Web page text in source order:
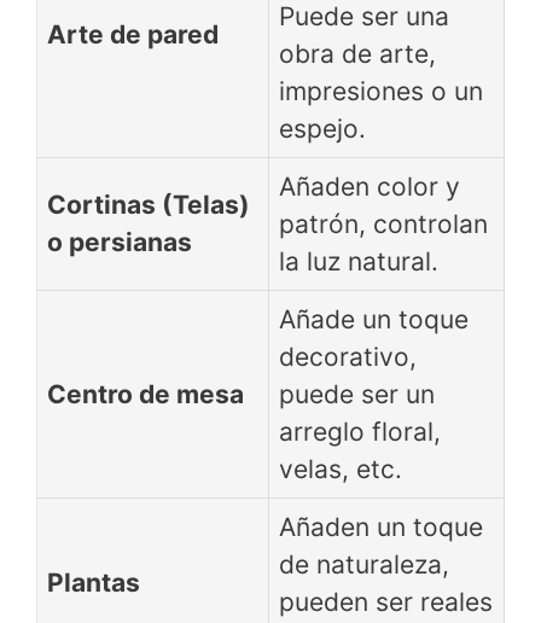
Arte de pared
Puede ser una
obra de arte,
impresiones o un
espejo.
Cortinas (Telas)
o persianas
Añaden color y
patrón, controlan
la luz natural.
Centro de mesa
Añade un toque
decorativo,
puede ser un
arreglo floral,
velas, etc.
Plantas
Añaden un toque
de naturaleza,
pueden ser reales